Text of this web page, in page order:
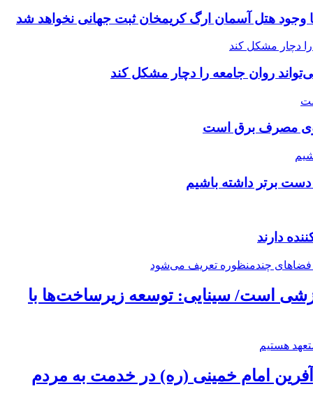
هتل آسمان ارگ کریمخان ثبت جهانی نخواهد شد
روان جامعه را دچار مشکل کند
مصرف برق است
برتر داشته باشیم
دارند
است/ سینایی: توسعه زیرساخت‌ها با
امام خمینی (ره) در خدمت به مردم